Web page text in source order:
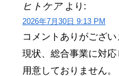
ヒトケア より:
2026年7月30日 9:13 PM
コメントありがござい
現状、総合事業に対
用意しておりません。